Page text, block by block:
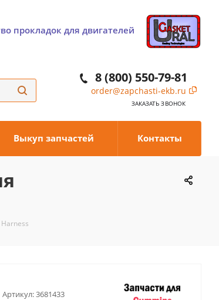
прокладок для двигателей
8 (800) 550-79-81
order@zapchasti-ekb.ru
ЗАКАЗАТЬ ЗВОНОК
Выкуп запчастей Контакты
Артикул:3681433